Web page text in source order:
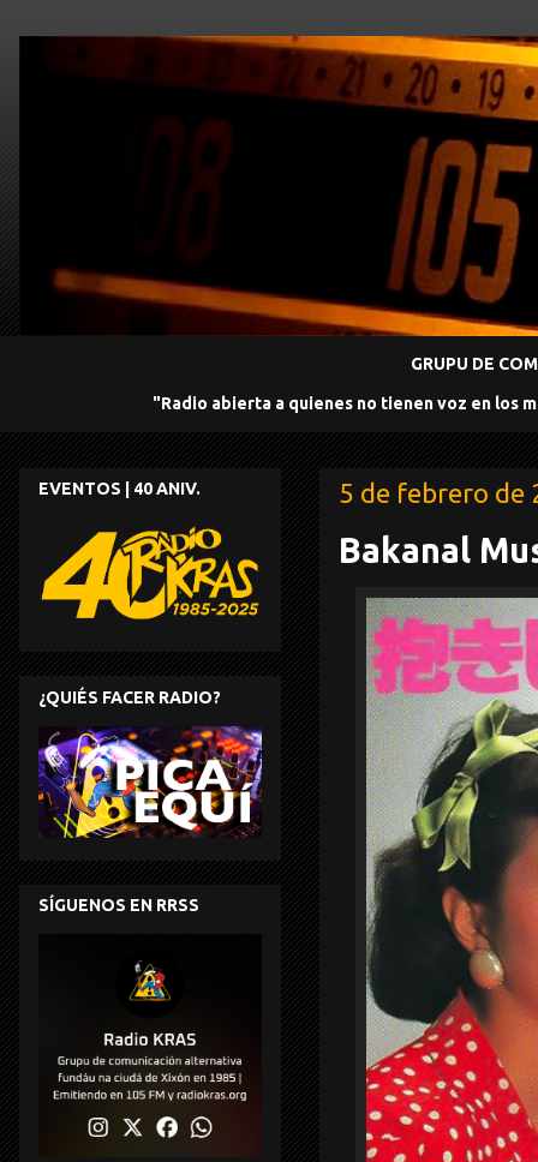
GRUPU DE
"Radio abierta a quienes no tienen voz en los
5 de febrero de
Bakanal
EVENTOS | 40 ANIV.
¿QUIÉS FACER RADIO?
SÍGUENOS EN RRSS